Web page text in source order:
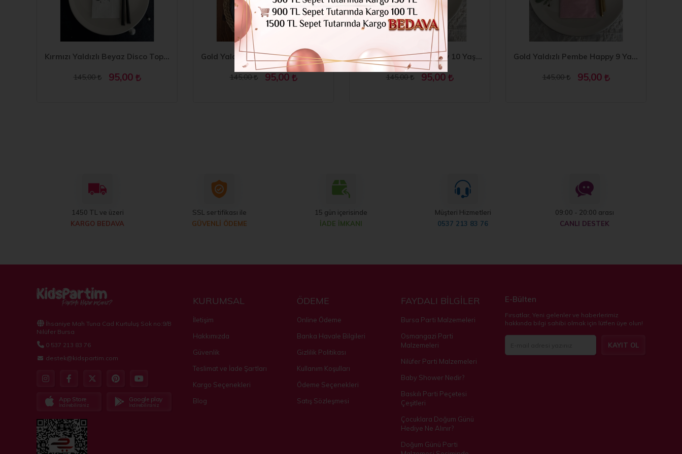
Kırmızı Yaldızlı Beyaz Disco Topu Peçete 16 Adet
145,00 95,00
Gold Yaldızlı Beyaz Çelenkli İ Harfi Garson Peçete 16 Adet
145,00 95,00
Gold Yaldızlı Mavi Happy 10 Yaş Months Garson Katlama Peçete 16 Adet
145,00 95,00
Gold Yaldızlı Pembe Happy 9 Yaş Months Garson Katlama Peçete 16 Adet
145,00 95,00
1450 TL ve üzeri
KARGO BEDAVA
SSL sertifikası ile
GÜVENLİ ÖDEME
15 gün içerisinde
İADE İMKANI
Müşteri Hizmetleri
0537 213 83 76
09:00 - 20:00 arası
CANLI DESTEK
İhsaniye Mah Tuna Cad Kurtuluş Sok no:9/B
Nilüfer Bursa
0 537 213 83 76
destek@kidspartim.com
App Store
İndirebilirsiniz
Google play
İndirebilirsiniz
E-Bülten
Fırsatlar, Yeni gelenler ve haberlerimiz
hakkında bilgi sahibi olmak için lütfen üye olun!
KAYIT OL
KURUMSAL
İletişim
Hakkımızda
Güvenlik
Teslimat ve İade Şartları
Kargo Seçenekleri
Blog
ÖDEME
Online Ödeme
Banka Havale Bilgileri
Gizlilik Politikası
Kullanım Koşulları
Ödeme Seçenekleri
Satış Sözleşmesi
FAYDALI BİLGİLER
Bursa Parti Malzemeleri
Osmangazi Parti
Malzemeleri
Nilüfer Parti Malzemeleri
Baby Shower Nedir?
Baskılı Parti Peçetesi
Çeşitleri
Çocuklara Doğum Günü
Hediye Ne Alınır?
Doğum Günü Parti